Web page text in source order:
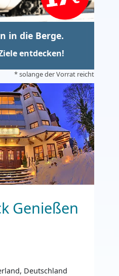
in die Berge.
entdecken!
* solange der Vorrat reicht
Genießen
Deutschland